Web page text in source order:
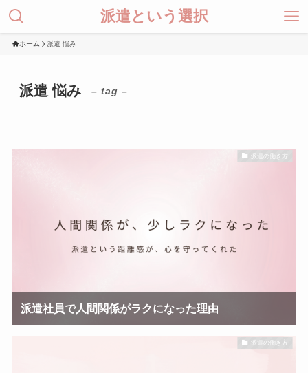
派遣という選択
ホーム 派遣 悩み
派遣 悩み – tag –
派遣の働き方
派遣社員で人間関係がラクになった理由
派遣の働き方